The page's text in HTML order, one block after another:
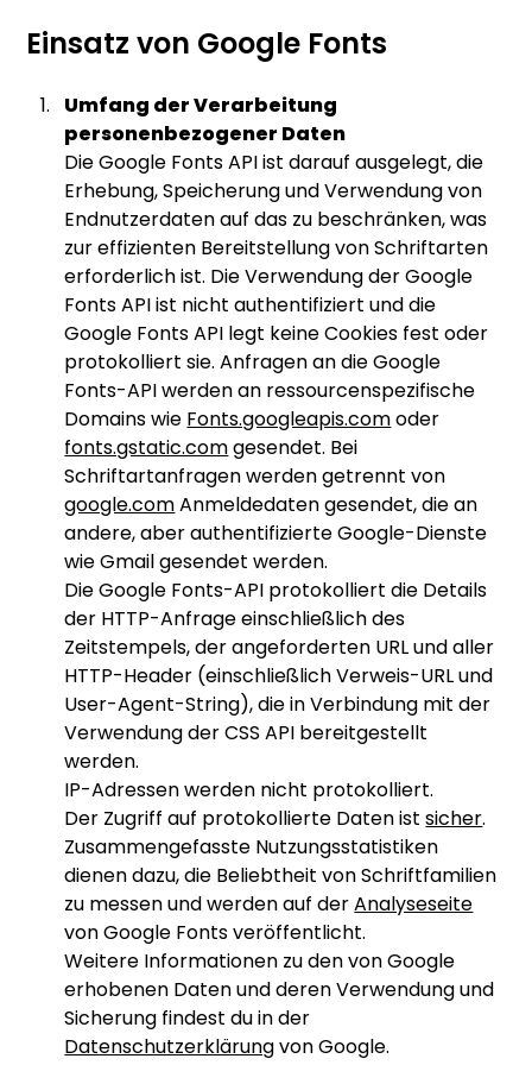
Einsatz von Google Fonts
Umfang der Verarbeitung
personenbezogener Daten
Die Google Fonts API ist darauf ausgelegt, die
Erhebung, Speicherung und Verwendung von
Endnutzerdaten auf das zu beschränken, was
zur effizienten Bereitstellung von Schriftarten
erforderlich ist. Die Verwendung der Google
Fonts API ist nicht authentifiziert und die
Google Fonts API legt keine Cookies fest oder
protokolliert sie. Anfragen an die Google
Fonts-API werden an ressourcenspezifische
Domains wie Fonts.googleapis.comoder
fonts.gstatic.comgesendet. Bei
Schriftartanfragen werden getrennt von
google.comAnmeldedaten gesendet, die an
andere, aber authentifizierte Google-Dienste
wie Gmail gesendet werden.
Die Google Fonts-API protokolliert die Details
der HTTP-Anfrage einschließlich des
Zeitstempels, der angeforderten URL und aller
HTTP-Header (einschließlich Verweis-URL und
User-Agent-String), die in Verbindung mit der
Verwendung der CSS API bereitgestellt
werden.
IP-Adressen werden nicht protokolliert.
Der Zugriff auf protokollierte Daten istsicher.
Zusammengefasste Nutzungsstatistiken
dienen dazu, die Beliebtheit von Schriftfamilien
zu messen und werden auf derAnalyseseite
von Google Fonts veröffentlicht.
Weitere Informationen zu den von Google
erhobenen Daten und deren Verwendung und
Sicherung findest du in der
Datenschutzerklärungvon Google.